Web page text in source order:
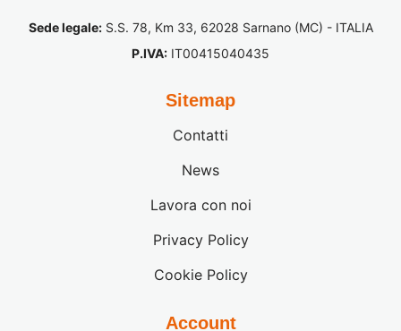
Sede legale:S.S. 78, Km 33, 62028 Sarnano (MC) - ITALIA
P.IVA: IT00415040435
Sitemap
Contatti
News
Lavora con noi
Privacy Policy
Cookie Policy
Account